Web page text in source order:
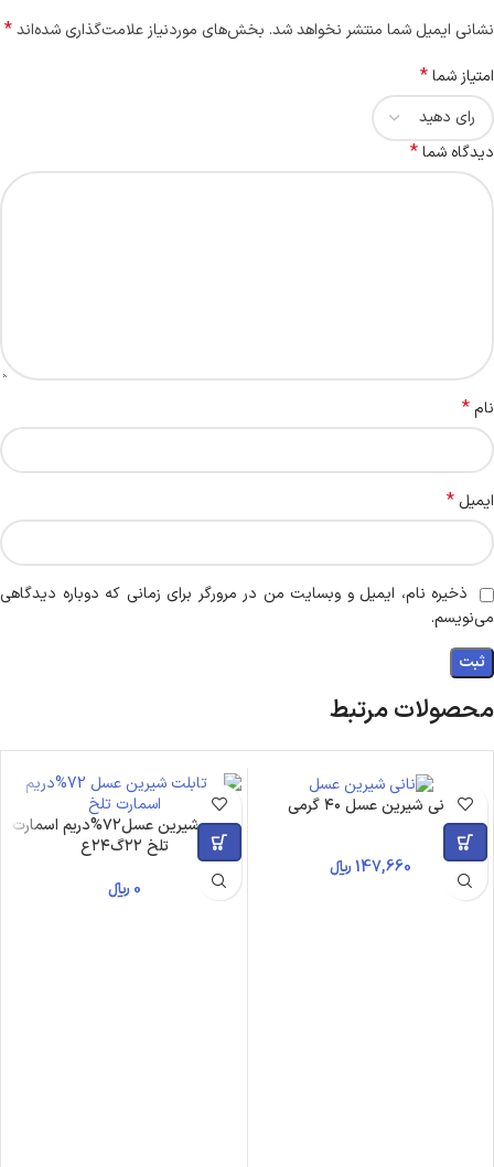
نشانی ایمیل شما منتشر نخواهد شد. بخش‌های موردنیاز علامت‌گذاری شده‌اند*
امتیاز شما*
دیدگاه شما*
نام*
ایمیل *
ذخیره نام، ایمیل و وبسایت من در مرورگر برای زمانی که دوباره دیدگاهی
می‌نویسم.
محصولات مرتبط
نانی شیرین عسل ۴۰ گرمی
147,660﷼
تابلت شیرین عسل۷۲%دریم اسمارت
تلخ ۲۲گ۲۴ع
0 ﷼